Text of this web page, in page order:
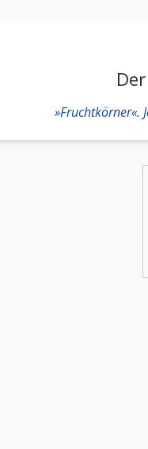
»Fruchtkörner«.